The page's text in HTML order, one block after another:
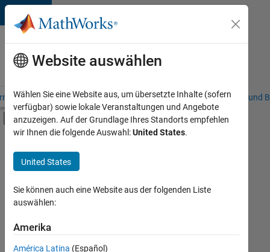
Weiter zum Inhalt
Karriere
bei
MathWorks
– Übersicht Stellensuche Niederlassungen Studierende und
Umschaltung für Off-Canvas-
Hauptinhalt
Commercial Sales
Finance and Operations
Human Resources
Legal
+3
Derzeit
Website auswählen
Wählen Sie eine Website aus, um übersetzte Inhalte (sofern
verfügbar) sowie lokale Veranstaltungen und Angebote
anzuzeigen. Auf der Grundlage Ihres Standorts empfehlen
wir Ihnen die folgende Auswahl:United States.
United States
Sie können auch eine Website aus der folgenden Liste
auswählen:
Amerika
América Latina (Español)